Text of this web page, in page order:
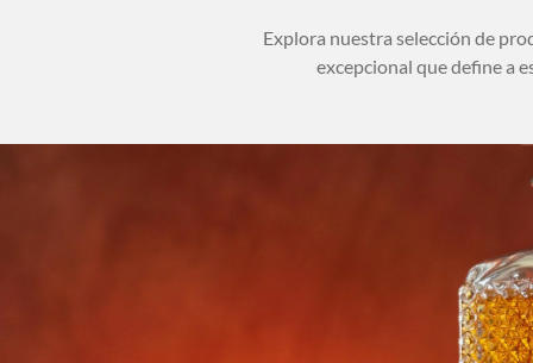
Explora nuestra selección de
excepcional que define a